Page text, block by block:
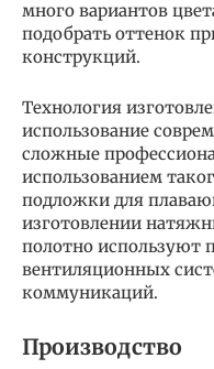
много вариантов
подобрать оттенок
конструкций.
Технология
использование
сложные
использованием
подложки для
изготовлении
полотно используют
вентиляционных
коммуникаций.
Производство